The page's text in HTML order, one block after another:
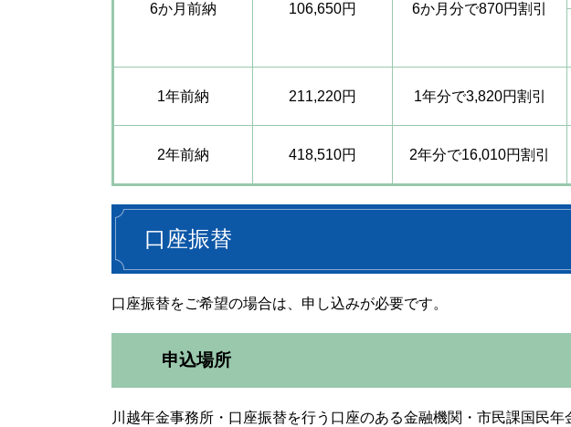
6か月前納 106,650円 6か月分で870円割引
1年前納 211,220円 1年分で3,820円割引
2年前納 418,510円 2年分で16,010円割引
口座振替
口座振替をご希望の場合は、申し込みが必要です。
申込場所
川越年金事務所・口座振替を行う口座のある金融機関・市民課国民年